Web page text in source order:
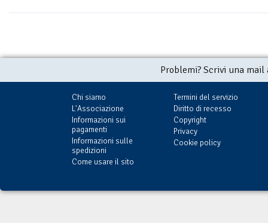
Problemi? Scrivi una
Chi siamo
L'Associazione
Informazioni sui
pagamenti
Informazioni sulle
spedizioni
Come usare il sito
Termini del servizio
Diritto di recesso
Copyright
Privacy
Cookie policy